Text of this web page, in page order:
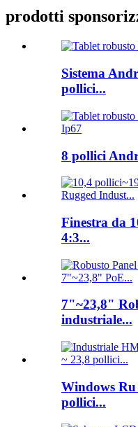
prodotti
Sistema
pollici...
8 pollici
Finestra da
4:3...
7"~23,8"
industriale...
Windows
pollici...